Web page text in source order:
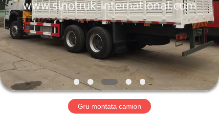
PRODOTTI
SU
DI
NOI
Gru montata camion